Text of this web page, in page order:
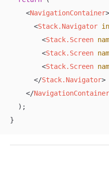
<NavigationContainer>
<Stack.Navigator
<Stack.Screen
<Stack.Screen
<Stack.Screen
</Stack.Navigator>
</NavigationContainer
  );
}